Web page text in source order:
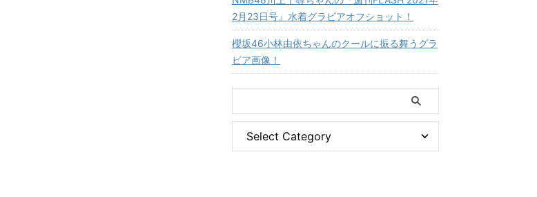
2月23日号』水着グラビアオフショット！
櫻坂46小林由依ちゃんのクールに振る舞うグラ
ビア画像！